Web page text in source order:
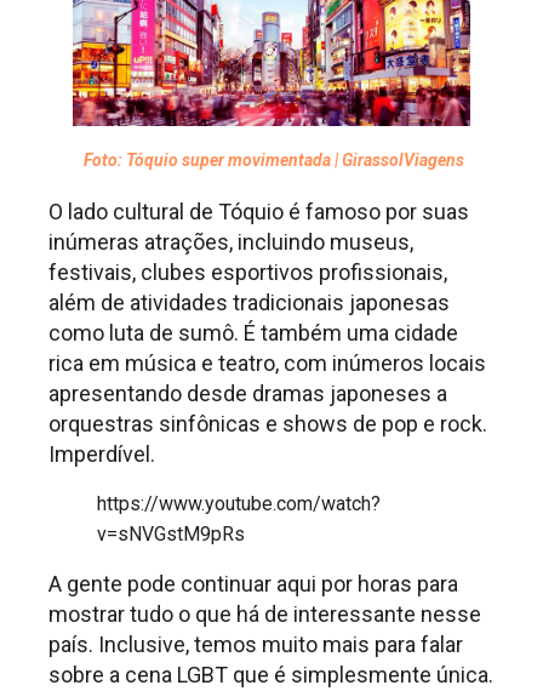
Foto: Tóquio super movimentada | GirassolViagens
O lado cultural de Tóquio é famoso por suas
inúmeras atrações, incluindo museus,
festivais, clubes esportivos profissionais,
além de atividades tradicionais japonesas
como luta de sumô. É também uma cidade
rica em música e teatro, com inúmeros locais
apresentando desde dramas japoneses a
orquestras sinfônicas e shows de pop e rock.
Imperdível.
https://www.youtube.com/watch?
v=sNVGstM9pRs
A gente pode continuar aqui por horas para
mostrar tudo o que há de interessante nesse
país. Inclusive, temos muito mais para falar
sobre a cena LGBT que é simplesmente única.